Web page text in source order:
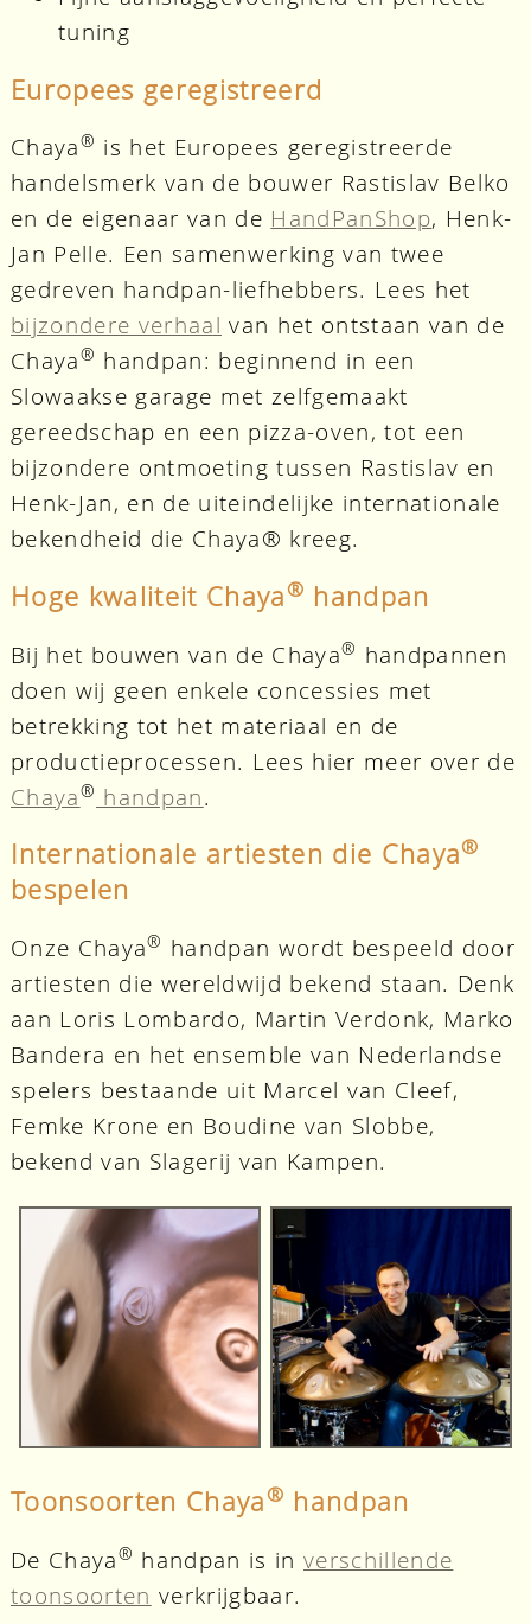
tuning
Europees geregistreerd
Chaya® is het Europees geregistreerde
handelsmerk van de bouwer Rastislav Belko
en de eigenaar van de HandPanShop, Henk-
Jan Pelle. Een samenwerking van twee
gedreven handpan-liefhebbers. Lees het
bijzondere verhaal van het ontstaan van de
Chaya® handpan: beginnend in een
Slowaakse garage met zelfgemaakt
gereedschap en een pizza-oven, tot een
bijzondere ontmoeting tussen Rastislav en
Henk-Jan, en de uiteindelijke internationale
bekendheid die Chaya® kreeg.
Hoge kwaliteit Chaya® handpan
Bij het bouwen van de Chaya® handpannen
doen wij geen enkele concessies met
betrekking tot het materiaal en de
productieprocessen. Lees hier meer over de
Chaya® handpan.
Internationale artiesten die Chaya®
bespelen
Onze Chaya® handpan wordt bespeeld door
artiesten die wereldwijd bekend staan. Denk
aan Loris Lombardo, Martin Verdonk, Marko
Bandera en het ensemble van Nederlandse
spelers bestaande uit Marcel van Cleef,
Femke Krone en Boudine van Slobbe,
bekend van Slagerij van Kampen.
Toonsoorten Chaya® handpan
De Chaya® handpan is inverschillende
toonsoorten verkrijgbaar.